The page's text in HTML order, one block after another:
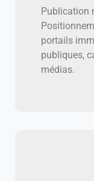
Publication
portails
publiques,
médias.